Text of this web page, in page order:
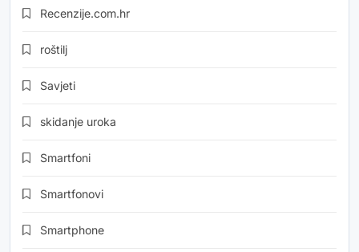
Recenzije.com.hr
roštilj
Savjeti
skidanje uroka
Smartfoni
Smartfonovi
Smartphone